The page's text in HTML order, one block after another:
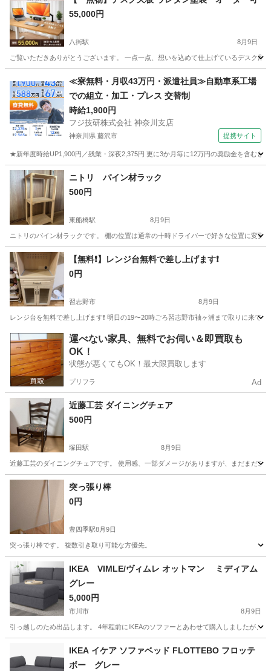
55,000円
八街駅 8月9日
ご覧いただきありがとうございます。 一点一点、想いを込めて仕上げているデ
八街駅 カーペット/マット/ラグ デスク
≪寮無料・月収43万円・派遣社員≫自動車系工場
での組立・加工・プレス 交替制
時給1,900円
フジ技研株式会社 神奈川支店
神奈川県 藤沢市 提携サイト
★新年度時給UP1,900円／残業・深夜2,375円 更に3か月毎に12万円の奨励金を含む
神奈川 藤沢市 その他
ニトリ パイン材ラック
500円
東船橋駅 8月9日
ニトリのパイン材ラックです。 棚の位置は通常の十時ドライバーで好きな位置に変
千葉 船橋市 東船橋駅 収納家具 パイン
【無料❗️】レンジ台無料で差し上げます❗️
0円
習志野市 8月9日
レンジ台を無料で差し上げます❗️ 明日の19〜20時ごろ習志野市袖ヶ浦まで取りに来
千葉 収納家具 レンジ
運べない家具、無料でお伺い＆即買取も
OK！
状態が悪くてもOK！最大限買取します
プリフラ Ad
近藤工芸 ダイニングチェア
500円
塚田駅 8月9日
近藤工芸のダイニングチェアです。 使用感、一部ダメージがありますが、まだ
船橋市 塚田駅
突っ張り棒
0円
豊四季駅8月9日
突っ張り棒です。 複数引き取り可能な方優先。
千葉 インテリア雑貨/小物
IKEA VIMLE/ヴィムレ オットマン ミディアム
グレー
5,000円
市川市 8月9日
引っ越しのため出品します。 4年程前にIKEAのソファーとあわせて購入しましたが、
IKEA イケア ソファベッド FLOTTEBO フロッテ
ボー グレー